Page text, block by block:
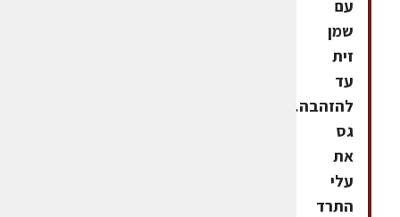
עם
שמן
זית
עד
להזהבה.לקצוץ
גס
את
עלי
התרד